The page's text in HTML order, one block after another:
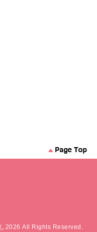
2026 All Rights Reserved.